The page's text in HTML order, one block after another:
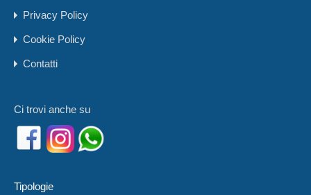
Privacy Policy
Cookie Policy
Contatti
Ci trovi anche su
Tipologie